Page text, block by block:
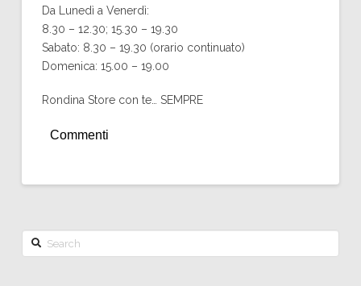
Da Lunedì a Venerdì:
8.30 – 12.30; 15.30 – 19.30
Sabato: 8.30 – 19.30 (orario continuato)
Domenica: 15.00 – 19.00
Rondina Store con te… SEMPRE
Commenti
Search